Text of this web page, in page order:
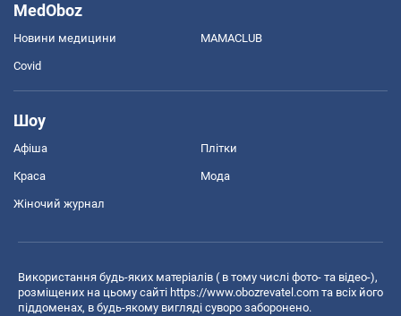
MedOboz
Новини медицини MAMACLUB
Covid
Шоу
Афіша Плітки
Краса Мода
Жіночий журнал
Використання будь-яких матеріалів ( в тому числі фото- та відео-),
розміщених на цьому сайті https://www.obozrevatel.com та всіх його
піддоменах, в будь-якому вигляді суворо заборонено.